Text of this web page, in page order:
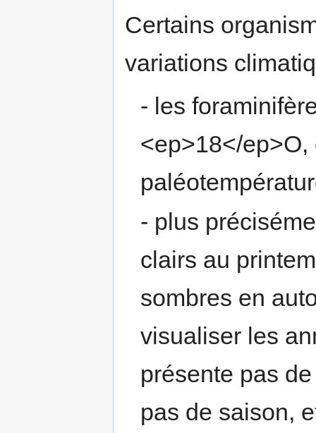
Certains
variations
- les
<ep>18</
- plus
clairs au
sombres en
visualiser les
présente pas
pas de saison,